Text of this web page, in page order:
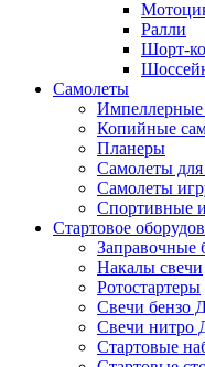
Ралли
Шорт-
Самолеты
Импеллерные
Копийные
Планеры
Самолеты
Самолеты
Спортивные
Стартовое
Заправочные
Накалы свечи
Ротостартеры
Свечи бензо
Свечи нитро
Стартовые